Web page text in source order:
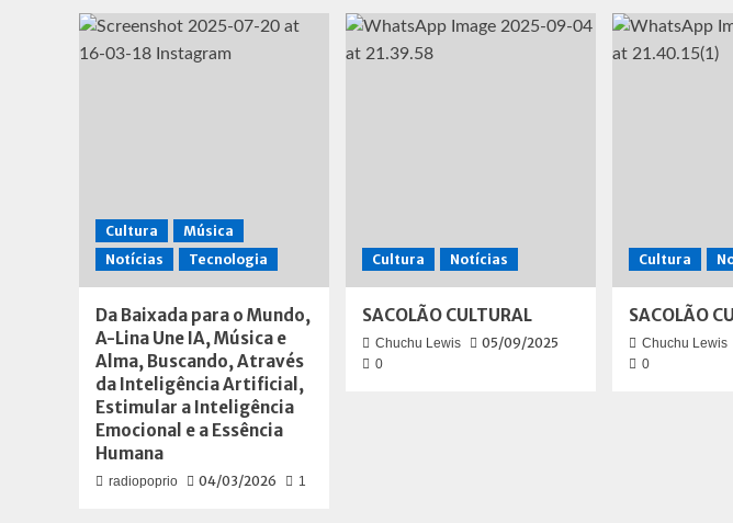
Rene)
é
Cultura
Música
Notícias
Tecnologia
Da Baixada para o Mundo,
A-Lina Une IA, Música e
Alma, Buscando, Através
da Inteligência Artificial,
Estimular a Inteligência
Emocional e a Essência
Humana
radiopoprio 04/03/2026 1
Cultura Notícias
SACOLÃO CULTURAL
Chuchu Lewis 05/09/2025
0
Cultura
SACOLÃO
Chuchu Lewis
0